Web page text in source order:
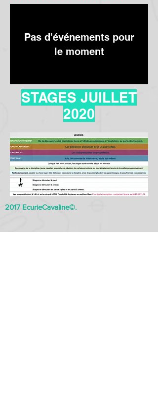
Pas d'événements pour
le moment
STAGES JUILLET
2020
2017 EcurieCavaline©.